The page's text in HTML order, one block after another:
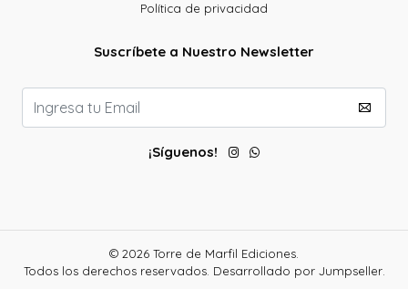
Política de privacidad
Suscríbete a Nuestro Newsletter
¡Síguenos!
© 2026 Torre de Marfil Ediciones.
Todos los derechos reservados. Desarrollado por Jumpseller.